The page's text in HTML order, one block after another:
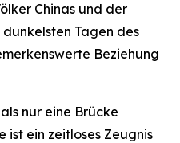
Chinas und der
Tagen des
Beziehung
nur eine Brücke
ist ein zeitloses Zeugnis